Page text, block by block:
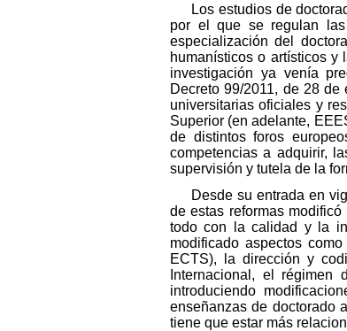
Los estudios de
por el que se regulan las
especialización del
humanísticos o artísticos y
investigación ya venía
Decreto 99/2011, de 28
universitarias oficiales y
Superior (en adelante,
de distintos foros
competencias a adquirir,
supervisión y tutela de la
Desde su entrada en
de estas reformas
todo con la calidad y la
modificado aspectos
ECTS), la dirección y
Internacional, el
introduciendo
enseñanzas de doctorado
tiene que estar más